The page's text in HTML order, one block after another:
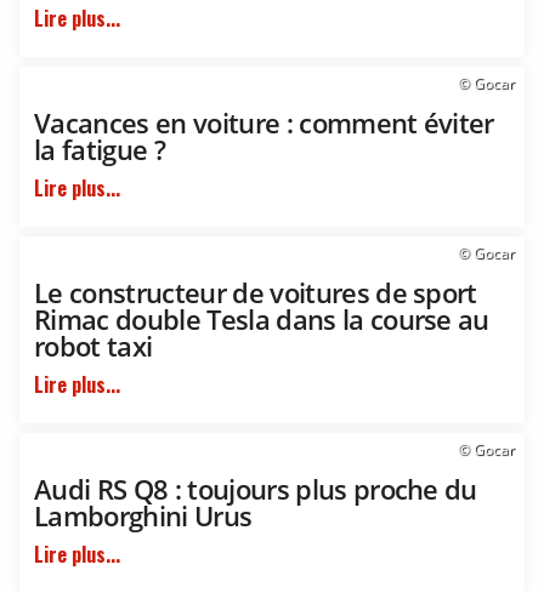
Lire plus...
© Gocar
Vacances en voiture : comment éviter
la fatigue ?
Lire plus...
© Gocar
Le constructeur de voitures de sport
Rimac double Tesla dans la course au
robot taxi
Lire plus...
© Gocar
Audi RS Q8 : toujours plus proche du
Lamborghini Urus
Lire plus...